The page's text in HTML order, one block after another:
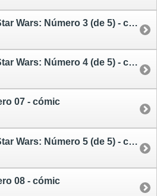
Princesa Leia / Star Wars: Número 3 (de 5) - cómic
Princesa Leia / Star Wars: Número 4 (de 5) - cómic
07 - cómic
Princesa Leia / Star Wars: Número 5 (de 5) - cómic
08 - cómic